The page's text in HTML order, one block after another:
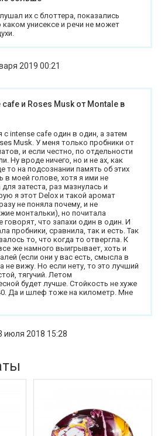
их с блоттера, показались
унисексе и речи не может
2019 00:21
cafe и Roses Musk от Montale в
с intense cafe один в один, а затем
Musk. У меня только пробники от
и если честно, по отдельности
Ну вроде ничего, но и не ах, как
то на подсознании память об этих
в моей голове, хотя я ими не
затеста, раз мазнулась и
я этот Delox и такой аромат
не поняла почему, и не
монтальки), но почитала
говорят, что запахи один в один. И
пробники, сравнила, так и есть. Так
то, что когда то отвергла. К
же намного выигрывает, хоть и
(если они у вас есть, смысла в
не вижу. Но если нету, то это лучший
тягучий. Летом
будет лучше. Стойкость не хуже
Да и шлеф тоже на километр. Мне
июля 2018 15:28